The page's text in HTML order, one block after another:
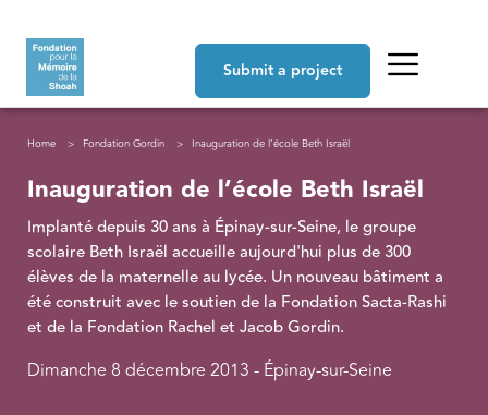
Submit a project
Breadcrumb
Home Fondation Gordin Inauguration de l’école Beth Israël
Inauguration de l’école Beth Israël
Implanté depuis 30 ans à Épinay-sur-Seine, le groupe
scolaire Beth Israël accueille aujourd'hui plus de 300
élèves de la maternelle au lycée. Un nouveau bâtiment a
été construit avec le soutien de la Fondation Sacta-Rashi
et de la Fondation Rachel et Jacob Gordin.
Dimanche 8 décembre 2013 - Épinay-sur-Seine